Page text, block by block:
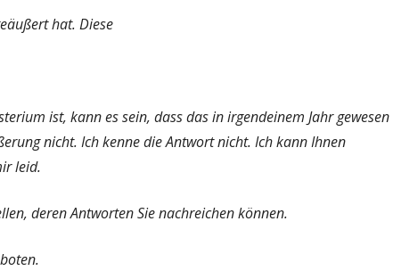
hat. Diese
ist, kann es sein, dass das in irgendeinem Jahr gewesen
nicht. Ich kenne die Antwort nicht. Ich kann Ihnen
leid.
deren Antworten Sie nachreichen können.